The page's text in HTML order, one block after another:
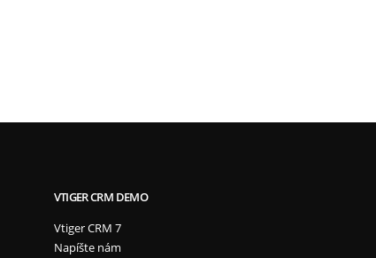
VTIGER CRM DEMO
Vtiger CRM 7
Napíšte nám